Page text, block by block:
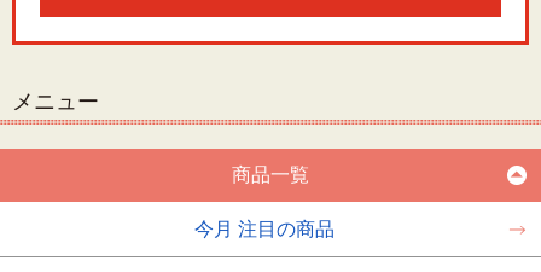
メニュー
商品一覧
今月 注目の商品